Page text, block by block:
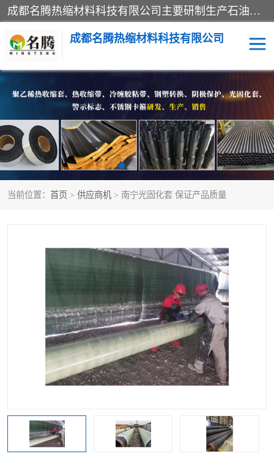
成都名腾热缩材料科技有限公司​主要研制生产石油、气钢质管道、管件的防腐、补伤、补口、市政排水、塑料检查井等用热缩套及市政排水管道不锈钢卡箍。产品包含：不锈钢卡箍、钢塑转换、光固化套、聚乙烯热收缩带、聚乙烯热收缩套、冷缠胶粘带、热收缩套、热收缩带、热收缩缠绕带、防腐热收缩带、热缩缠绕带、热缩套、热缩带等。
成都名腾热缩材料科技有限公司
当前位置： 首页 > 供应商机 > 南宁光固化套 保证产品质量
热收缩套（闭口套） 热收缩带（开口套）
热收缩缠绕带 穿墙热缩套管
冷缠胶粘带 光敏固化玻璃钢保护套
燃气管网钢塑转换过渡接 电缆热缩附件